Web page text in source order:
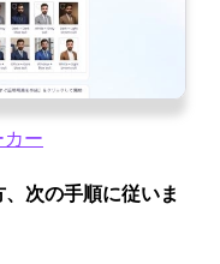
ー
次の手順に従いま